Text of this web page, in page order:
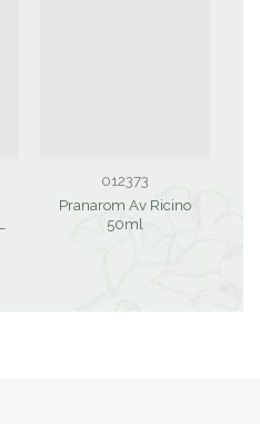
012373
Pranarom Av Ricino
50ml